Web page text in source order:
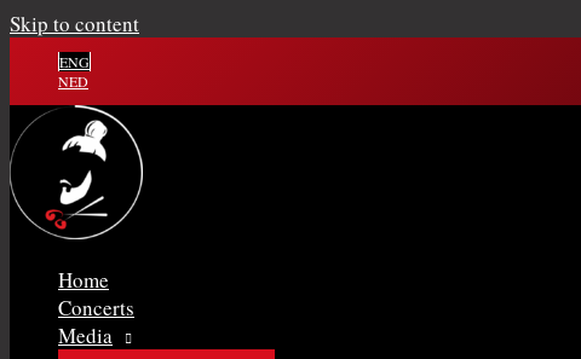
Skip to content
ENG
NED
Home
Concerts
Media